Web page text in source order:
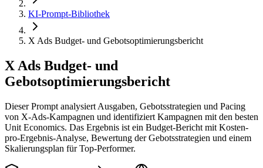
KI-Prompt-Bibliothek
X Ads Budget- und Gebotsoptimierungsbericht
X Ads Budget- und
Gebotsoptimierungsbericht
Dieser Prompt analysiert Ausgaben, Gebotsstrategien und Pacing
von X-Ads-Kampagnen und identifiziert Kampagnen mit den besten
Unit Economics. Das Ergebnis ist ein Budget-Bericht mit Kosten-
pro-Ergebnis-Analyse, Bewertung der Gebotsstrategien und einem
Skalierungsplan für Top-Performer.